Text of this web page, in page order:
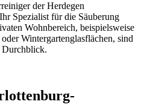
der Herdegen
Spezialist für die Säuberung
Wohnbereich, beispielsweise
Wintergartenglasflächen, sind
Durchblick.